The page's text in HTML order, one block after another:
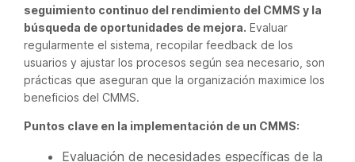
seguimiento continuo del rendimiento del CMMS y la
búsqueda de oportunidades de mejora. Evaluar
regularmente el sistema, recopilar feedback de los
usuarios y ajustar los procesos según sea necesario, son
prácticas que aseguran que la organización maximice los
beneficios del CMMS.
Puntos clave en la implementación de un CMMS:
Evaluación de necesidades específicas de la